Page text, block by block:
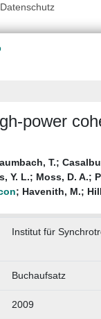
Datenschutz
power
T.;
Y. L.; Moss, D. A.;
; Havenith, M.;
Institut für
Buchaufsatz
2009